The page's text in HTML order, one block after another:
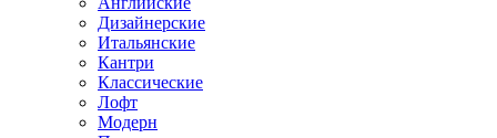
Дизайнерские
Итальянские
Кантри
Классические
Лофт
Модерн